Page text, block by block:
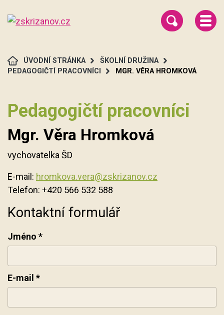
ÚVODNÍ STRÁNKA
ŠKOLNÍ DRUŽINA
PEDAGOGIČTÍ PRACOVNÍCI
MGR. VĚRA HROMKOVÁ
Pedagogičtí pracovníci
Mgr. Věra Hromková
vychovatelka ŠD
E-mail: hromkova.vera@zskrizanov.cz
Telefon: +420 566 532 588
Kontaktní formulář
Jméno *
E-mail *